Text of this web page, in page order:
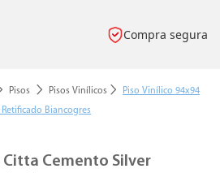
Compra segura
Pisos Pisos Vinílicos
Piso Vinílico 94x94
Biancogres
Citta Cemento Silver